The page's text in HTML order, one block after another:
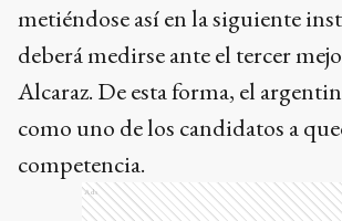
metiéndose así en la siguiente
deberá medirse ante el tercer
Alcaraz. De esta forma, el
como uno de los candidatos a
competencia.
Ads